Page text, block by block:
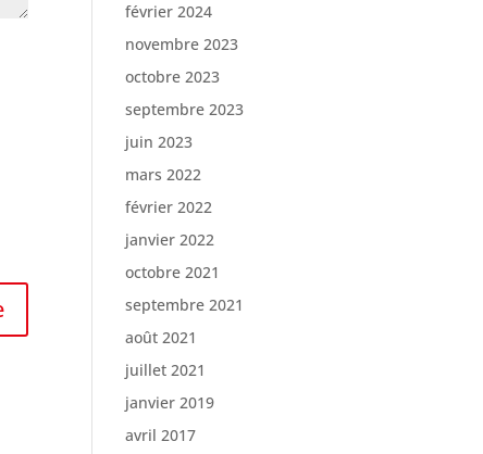
février 2024
novembre 2023
octobre 2023
septembre 2023
juin 2023
mars 2022
février 2022
janvier 2022
octobre 2021
septembre 2021
août 2021
juillet 2021
janvier 2019
avril 2017